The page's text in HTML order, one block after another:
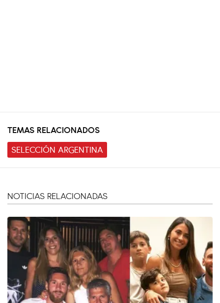
TEMAS RELACIONADOS
SELECCIÓN ARGENTINA
NOTICIAS RELACIONADAS